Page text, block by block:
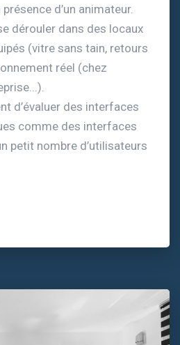
d’un animateur.
dérouler dans des locaux
(vitre sans tain, retours
réel (chez
d’évaluer des interfaces
comme des interfaces
petit nombre d’utilisateurs